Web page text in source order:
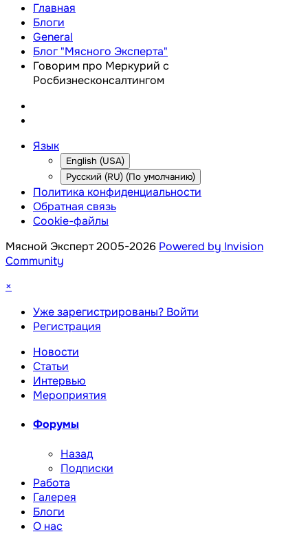
Главная
Блоги
General
Блог "Мясного Эксперта"
Говорим про Меркурий с
Росбизнесконсалтингом
Язык
English (USA)
Русский (RU) (По умолчанию)
Политика конфиденциальности
Обратная связь
Cookie-файлы
Мясной Эксперт 2005-2026 Powered by Invision
Community
×
Уже зарегистрированы? Войти
Регистрация
Новости
Статьи
Интервью
Мероприятия
Форумы
Назад
Подписки
Работа
Галерея
Блоги
О нас